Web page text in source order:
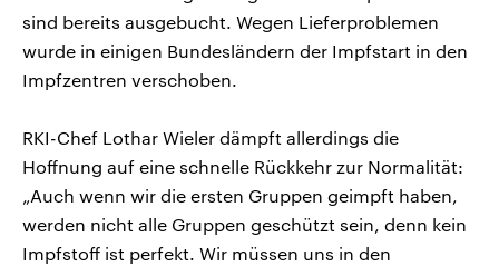
sind bereits ausgebucht. Wegen Lieferproblemen
wurde in einigen Bundesländern der Impfstart in den
Impfzentren verschoben.
RKI-Chef Lothar Wieler dämpft allerdings die
Hoffnung auf eine schnelle Rückkehr zur Normalität:
„Auch wenn wir die ersten Gruppen geimpft haben,
werden nicht alle Gruppen geschützt sein, denn kein
Impfstoff ist perfekt. Wir müssen uns in den